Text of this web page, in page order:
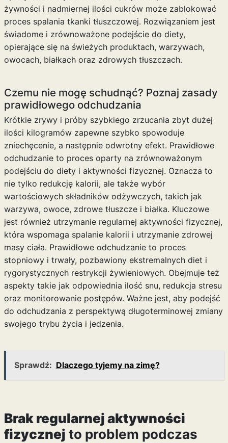
żywności i nadmiernej ilości cukrów może zablokować
proces spalania tkanki tłuszczowej. Rozwiązaniem jest
świadome i zrównoważone podejście do diety,
opierające się na świeżych produktach, warzywach,
owocach, białkach oraz zdrowych tłuszczach.
Czemu nie mogę schudnąć? Poznaj zasady
prawidłowego odchudzania
Krótkie zrywy i próby szybkiego zrzucania zbyt dużej
ilości kilogramów zapewne szybko spowoduje
zniechęcenie, a następnie odwrotny efekt. Prawidłowe
odchudzanie to proces oparty na zrównoważonym
podejściu do diety i aktywności fizycznej. Oznacza to
nie tylko redukcję kalorii, ale także wybór
wartościowych składników odżywczych, takich jak
warzywa, owoce, zdrowe tłuszcze i białka. Kluczowe
jest również utrzymanie regularnej aktywności fizycznej,
która wspomaga spalanie kalorii i utrzymanie zdrowej
masy ciała. Prawidłowe odchudzanie to proces
stopniowy i trwały, pozbawiony ekstremalnych diet i
rygorystycznych restrykcji żywieniowych. Obejmuje też
aspekty takie jak odpowiednia ilość snu, redukcja stresu
oraz monitorowanie postępów. Ważne jest, aby podejść
do odchudzania z perspektywą długoterminowej zmiany
swojego trybu życia i jedzenia.
Sprawdź: Dlaczego tyjemy na zimę?
Brak regularnej aktywności
fizycznej to problem podczas